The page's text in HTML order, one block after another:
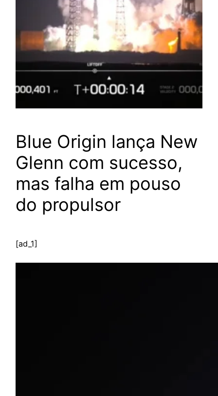
Blue Origin lança New
Glenn com sucesso,
mas falha em pouso
do propulsor
[ad_1]